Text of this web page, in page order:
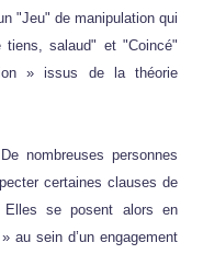
"Jeu" de manipulation qui
tiens, salaud" et "Coincé"
» issus de la théorie
nombreuses personnes
certaines clauses de
Elles se posent alors en
au sein d’un engagement